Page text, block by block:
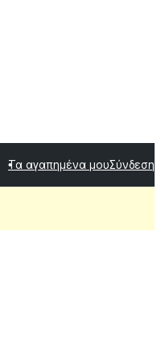
Τα αγαπημένα μουΣύνδεση